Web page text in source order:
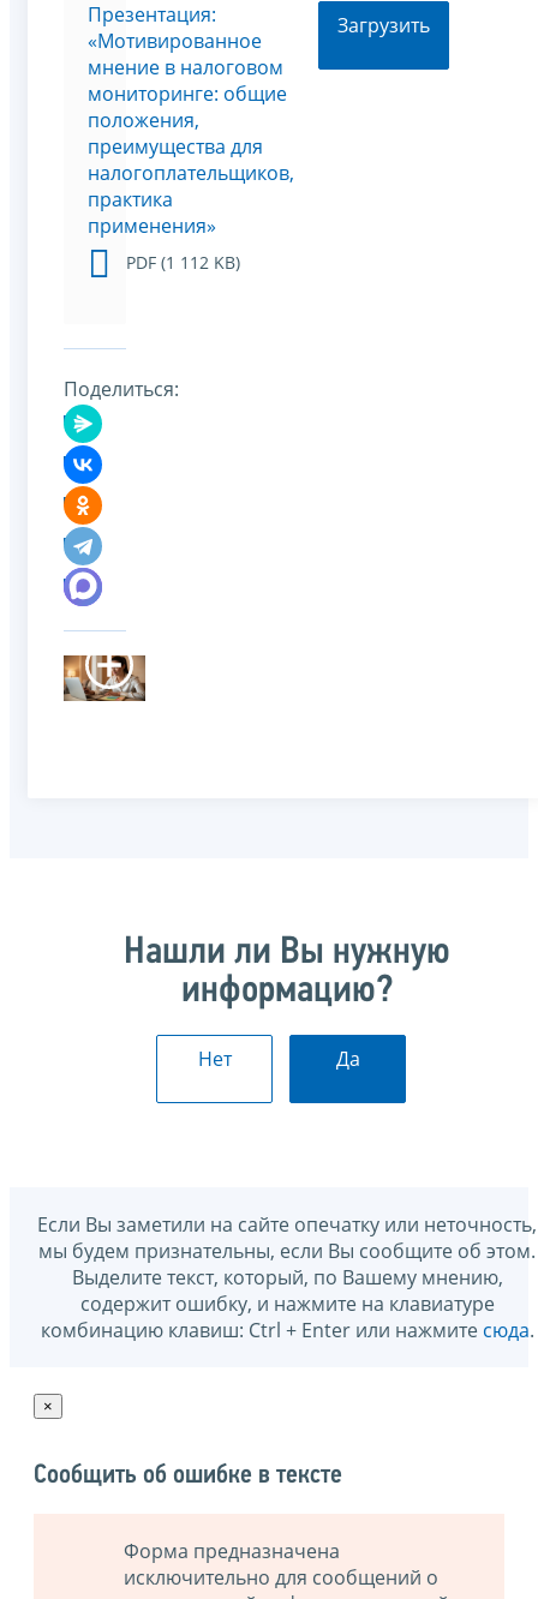
Презентация:
«Мотивированное
мнение в налоговом
мониторинге: общие
положения,
преимущества для
налогоплательщиков,
практика
применения»
PDF (1 112 KB)
Загрузить
Поделиться:
Нашли ли Вы нужную
информацию?
Нет Да
Если Вы заметили на сайте опечатку или неточность,
мы будем признательны, если Вы сообщите об этом.
Выделите текст, который, по Вашему мнению,
содержит ошибку, и нажмите на клавиатуре
комбинацию клавиш: Ctrl + Enter или нажмите сюда.
×
Сообщить об ошибке в тексте
Форма предназначена
исключительно для сообщений о